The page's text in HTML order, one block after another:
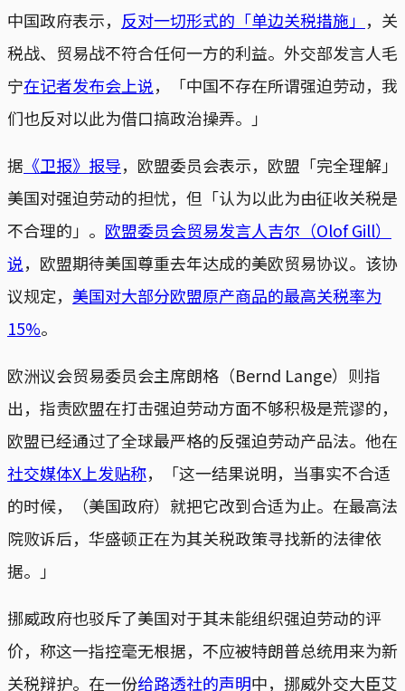
中国政府表示， 反对一切形式的「单边关税措施」 ，关
税战、贸易战不符合任何一方的利益。外交部发言人毛
宁在记者发布会上说，「中国不存在所谓强迫劳动，我
们也反对以此为借口搞政治操弄。」
据 《卫报》报导，欧盟委员会表示，欧盟「完全理解」
美国对强迫劳动的担忧，但「认为以此为由征收关税是
不合理的」。 欧盟委员会贸易发言人吉尔（Olof Gill）
说，欧盟期待美国尊重去年达成的美欧贸易协议。该协
议规定， 美国对大部分欧盟原产商品的最高关税率为
15%。
欧洲议会贸易委员会主席朗格（Bernd Lange）则指
出，指责欧盟在打击强迫劳动方面不够积极是荒谬的，
欧盟已经通过了全球最严格的反强迫劳动产品法。他在
社交媒体X上发贴称，「这一结果说明，当事实不合适
的时候，（美国政府）就把它改到合适为止。在最高法
院败诉后，华盛顿正在为其关税政策寻找新的法律依
据。」
挪威政府也驳斥了美国对于其未能组织强迫劳动的评
价，称这一指控毫无根据，不应被特朗普总统用来为新
关税辩护。在一份给路透社的声明中，挪威外交大臣艾